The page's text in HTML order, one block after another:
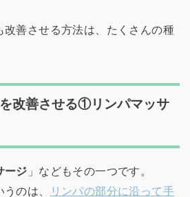
改善させる方法は、たくさんの種
改善させる①リンパマッサ
ージ 」などもその一つです。
のは、
リンパの部分に沿って手